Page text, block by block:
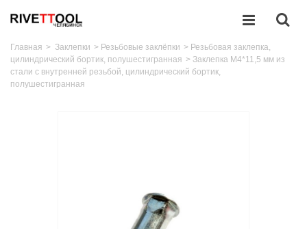
Главная > Заклепки > Резьбовые заклёпки > Резьбовая заклепка,
цилиндрический бортик, полушестигранная > Заклепка M4*11,5 мм из
стали с внутренней резьбой, цилиндрический бортик,
полушестигранная